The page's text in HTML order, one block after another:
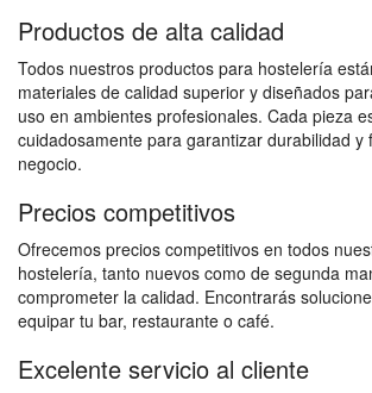
Productos de alta calidad
Todos nuestros productos para hostelería
materiales de calidad superior y diseñados
uso en ambientes profesionales. Cada pieza
cuidadosamente para garantizar durabilidad y
negocio.
Precios competitivos
Ofrecemos precios competitivos en todos
hostelería, tanto nuevos como de segunda
comprometer la calidad. Encontrarás
equipar tu bar, restaurante o café.
Excelente servicio al cliente